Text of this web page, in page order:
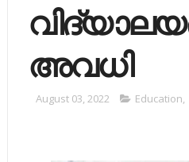
അവധി
August 03, 2022 Education,